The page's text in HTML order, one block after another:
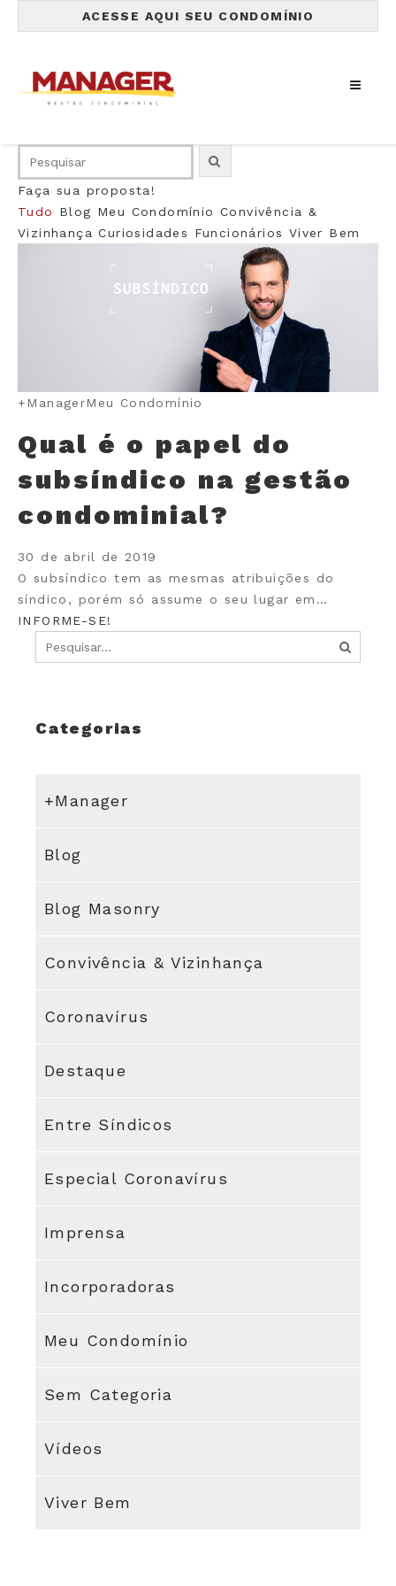
ACESSE AQUI SEU CONDOMÍNIO
Faça sua proposta!
Tudo
Blog Meu Condomínio Convivência &
Vizinhança Curiosidades Funcionários Viver Bem
+ManagerMeu Condomínio
Qual é o papel do
subsíndico na gestão
condominial?
30 de abril de 2019
O subsíndico tem as mesmas atribuições do
síndico, porém só assume o seu lugar em…
INFORME-SE!
Categorias
+Manager
Blog
Blog Masonry
Convivência & Vizinhança
Coronavírus
Destaque
Entre Síndicos
Especial Coronavírus
Imprensa
Incorporadoras
Meu Condomínio
Sem Categoria
Vídeos
Viver Bem